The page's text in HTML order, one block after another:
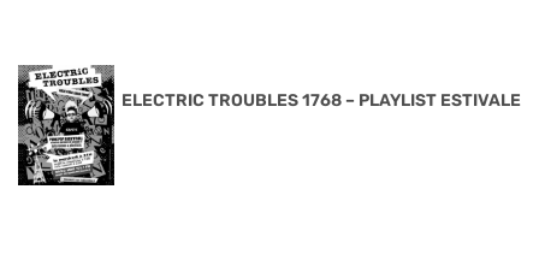
ELECTRIC TROUBLES 1768 – PLAYLIST ESTIVALE